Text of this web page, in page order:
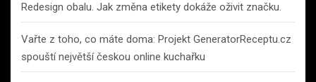
Redesign obalu. Jak změna etikety dokáže oživit značku.
Vařte z toho, co máte doma: Projekt GeneratorReceptu.cz
spouští největší českou online kuchařku